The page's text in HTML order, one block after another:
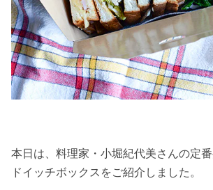
本日は、料理家・小堀紀代美さんの定
ドイッチボックスをご紹介しました。